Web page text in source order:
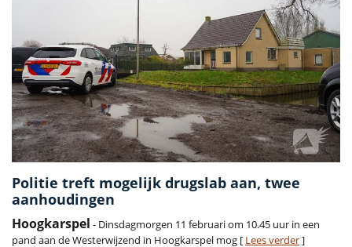
Politie treft mogelijk drugslab aan, twee
aanhoudingen
Hoogkarspel - Dinsdagmorgen 11 februari om 10.45 uur in een
pand aan de Westerwijzend in Hoogkarspel mog [ Lees verder]